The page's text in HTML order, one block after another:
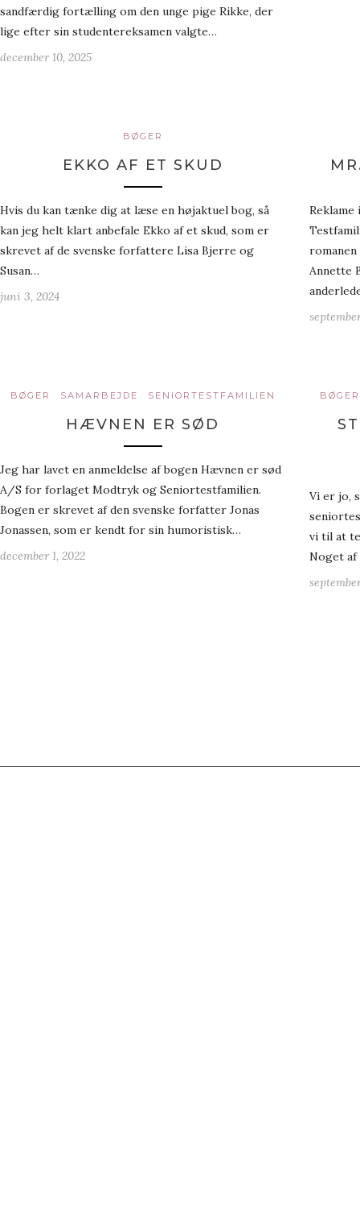
sandfærdig fortælling om den unge pige Rikke, der
lige efter sin studentereksamen valgte…
december 10, 2025
BØGER
EKKO AF ET SKUD
Hvis du kan tænke dig at læse en højaktuel bog, så
kan jeg helt klart anbefale Ekko af et skud, som er
skrevet af de svenske forfattere Lisa Bjerre og
Susan…
juni 3, 2024
Annette
BØGER SAMARBEJDE SENIORTESTFAMILIEN
HÆVNEN ER SØD
Jeg har lavet en anmeldelse af bogen Hævnen er sød
A/S for forlaget Modtryk og Seniortestfamilien.
Bogen er skrevet af den svenske forfatter Jonas
Jonassen, som er kendt for sin humoristisk…
december 1, 2022
BØGER
Vi er jo,
vi til at
Noget af